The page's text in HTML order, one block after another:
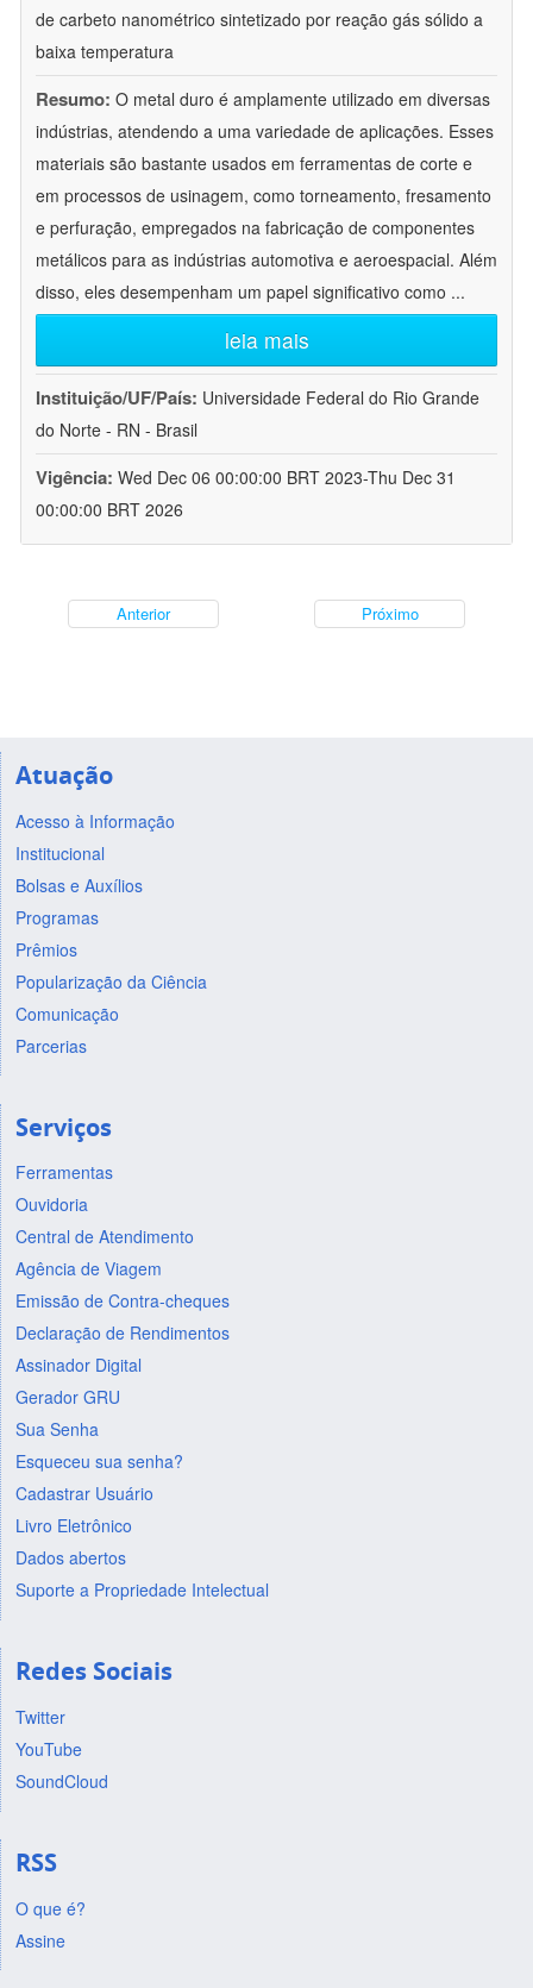
de carbeto nanométrico sintetizado por reação gás sólido a
baixa temperatura
Resumo: O metal duro é amplamente utilizado em diversas
indústrias, atendendo a uma variedade de aplicações. Esses
materiais são bastante usados em ferramentas de corte e
em processos de usinagem, como torneamento, fresamento
e perfuração, empregados na fabricação de componentes
metálicos para as indústrias automotiva e aeroespacial. Além
disso, eles desempenham um papel significativo como ...
leia mais
Instituição/UF/País: Universidade Federal do Rio Grande
do Norte - RN - Brasil
Vigência: Wed Dec 06 00:00:00 BRT 2023-Thu Dec 31
00:00:00 BRT 2026
Anterior Próximo
Atuação
Acesso à Informação
Institucional
Bolsas e Auxílios
Programas
Prêmios
Popularização da Ciência
Comunicação
Parcerias
Serviços
Ferramentas
Ouvidoria
Central de Atendimento
Agência de Viagem
Emissão de Contra-cheques
Declaração de Rendimentos
Assinador Digital
Gerador GRU
Sua Senha
Esqueceu sua senha?
Cadastrar Usuário
Livro Eletrônico
Dados abertos
Suporte a Propriedade Intelectual
Redes Sociais
Twitter
YouTube
SoundCloud
RSS
O que é?
Assine